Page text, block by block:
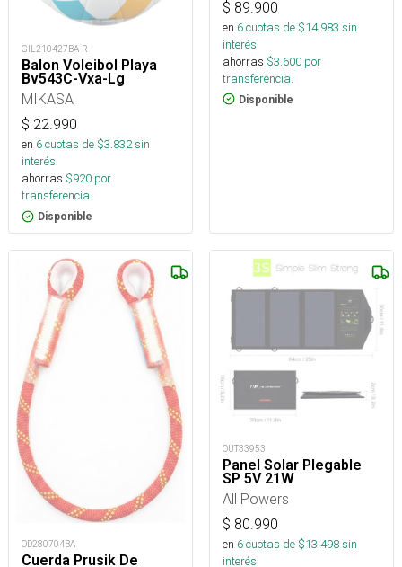
GIL210427BA-R
Balon Voleibol Playa
Bv543C-Vxa-Lg
MIKASA
$ 22.990
en 6cuotas de $3.832sin
interés
ahorras $920 por
transferencia.
Disponible
$ 89.900
en 6cuotas de $14.983 sin
interés
ahorras $3.600 por
transferencia.
Disponible
OD280704BA
Cuerda Prusik De
OUT33953
Panel Solar Plegable
SP 5V 21W
All Powers
$ 80.990
en 6cuotas de $13.498sin
interés